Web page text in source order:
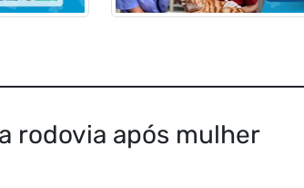
rodovia após mulher